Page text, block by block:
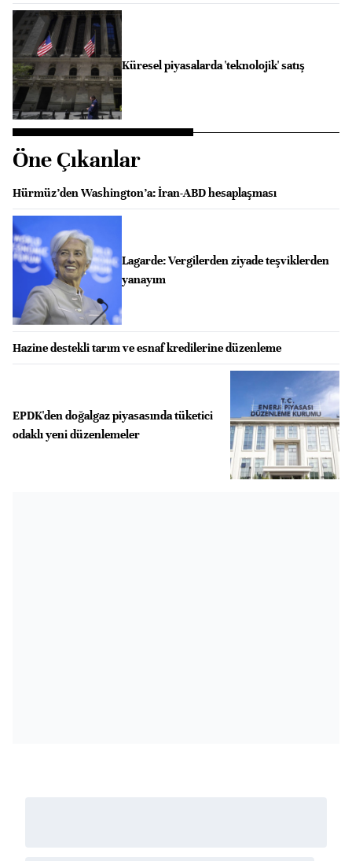
Küresel piyasalarda 'teknolojik' satış
Öne Çıkanlar
Hürmüz’den Washington’a: İran-ABD hesaplaşması
Lagarde: Vergilerden ziyade teşviklerden
yanayım
Hazine destekli tarım ve esnaf kredilerine düzenleme
EPDK'den doğalgaz piyasasında tüketici
odaklı yeni düzenlemeler